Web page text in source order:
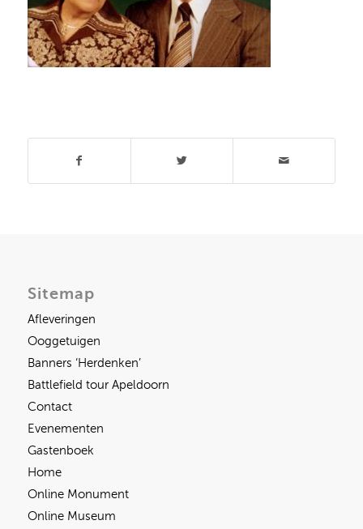
Sitemap
Afleveringen
Ooggetuigen
Banners ‘Herdenken’
Battlefield tour Apeldoorn
Contact
Evenementen
Gastenboek
Home
Online Monument
Online Museum